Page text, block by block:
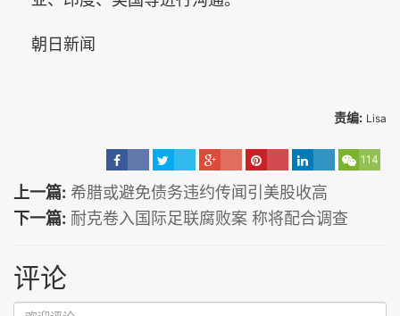
朝日新闻
责编: Lisa
114
上一篇: 希腊或避免债务违约传闻引美股收高
下一篇: 耐克卷入国际足联腐败案 称将配合调查
评论